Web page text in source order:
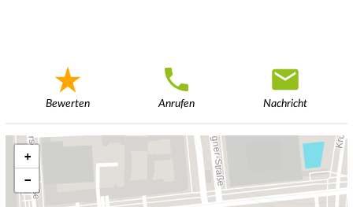
Bewerten Anrufen Nachricht
+
−